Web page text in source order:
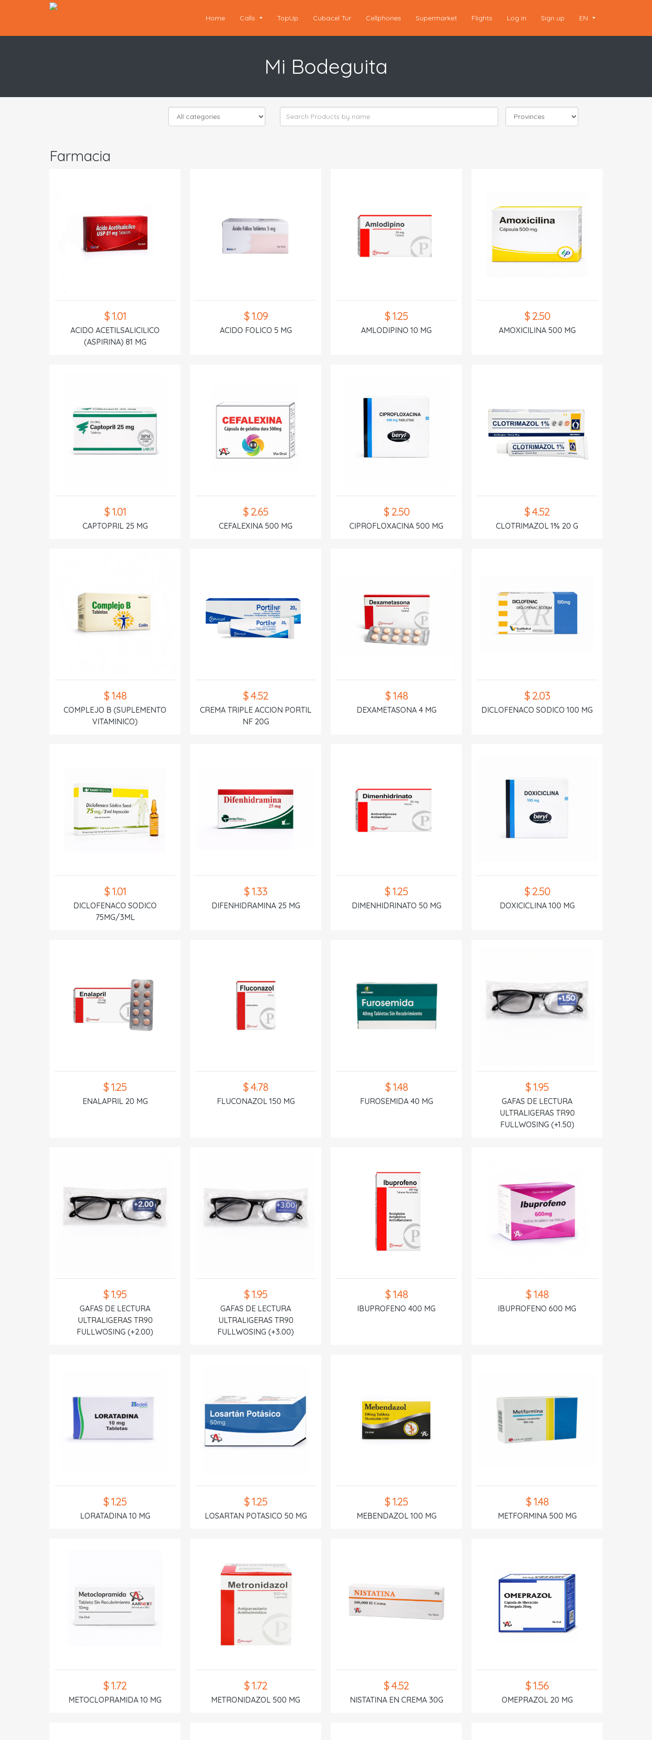
Home Calls TopUp Cubacel Tur Cellphones Supermarket Flights Log in Sign up EN
Mi Bodeguita
Farmacia
$ 1.01
ACIDO ACETILSALICILICO
(ASPIRINA) 81 MG
$ 1.09
ACIDO FOLICO 5 MG
$ 1.25
AMLODIPINO 10 MG
$ 2.50
AMOXICILINA 500 MG
$ 1.01
CAPTOPRIL 25 MG
$ 2.65
CEFALEXINA 500 MG
$ 2.50
CIPROFLOXACINA 500 MG
$ 4.52
CLOTRIMAZOL 1% 20 G
$ 1.48
COMPLEJO B (SUPLEMENTO
VITAMINICO)
$ 4.52
CREMA TRIPLE ACCION PORTIL
NF 20G
$ 1.48
DEXAMETASONA 4 MG
$ 2.03
DICLOFENACO SODICO 100 MG
$ 1.01
DICLOFENACO SODICO
75MG/3ML
$ 1.33
DIFENHIDRAMINA 25 MG
$ 1.25
DIMENHIDRINATO 50 MG
$ 2.50
DOXICICLINA 100 MG
$ 1.25
ENALAPRIL 20 MG
$ 4.78
FLUCONAZOL 150 MG
$ 1.48
FUROSEMIDA 40 MG
$ 1.95
GAFAS DE LECTURA
ULTRALIGERAS TR90
FULLWOSING (+1.50)
$ 1.95
GAFAS DE LECTURA
ULTRALIGERAS TR90
FULLWOSING (+2.00)
$ 1.95
GAFAS DE LECTURA
ULTRALIGERAS TR90
FULLWOSING (+3.00)
$ 1.48
IBUPROFENO 400 MG
$ 1.48
IBUPROFENO 600 MG
$ 1.25
LORATADINA 10 MG
$ 1.25
LOSARTAN POTASICO 50 MG
$ 1.25
MEBENDAZOL 100 MG
$ 1.48
METFORMINA 500 MG
$ 1.72
METOCLOPRAMIDA 10 MG
$ 1.72
METRONIDAZOL 500 MG
$ 4.52
NISTATINA EN CREMA 30G
$ 1.56
OMEPRAZOL 20 MG